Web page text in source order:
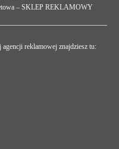
– SKLEP REKLAMOWY
agencji reklamowej znajdziesz tu: